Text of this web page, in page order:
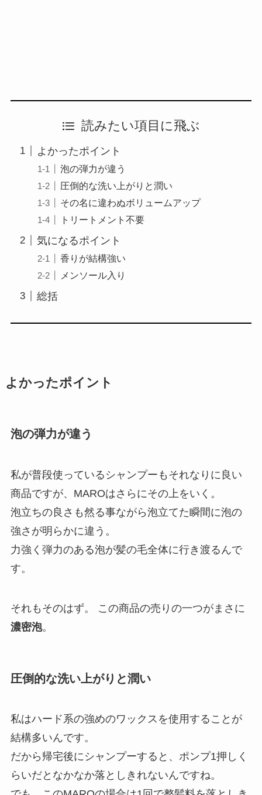
読みたい項目に飛ぶ
よかったポイント
泡の弾力が違う
圧倒的な洗い上がりと潤い
その名に違わぬボリュームアップ
トリートメント不要
気になるポイント
香りが結構強い
メンソール入り
総括
よかったポイント
泡の弾力が違う
私が普段使っているシャンプーもそれなりに良い
商品ですが、MAROはさらにその上をいく。
泡立ちの良さも然る事ながら泡立てた瞬間に泡の
強さが明らかに違う。
力強く弾力のある泡が髪の毛全体に行き渡るんで
す。
それもそのはず。 この商品の売りの一つがまさに
濃密泡。
圧倒的な洗い上がりと潤い
私はハード系の強めのワックスを使用することが
結構多いんです。
だから帰宅後にシャンプーすると、ポンプ1押しく
らいだとなかなか落としきれないんですね。